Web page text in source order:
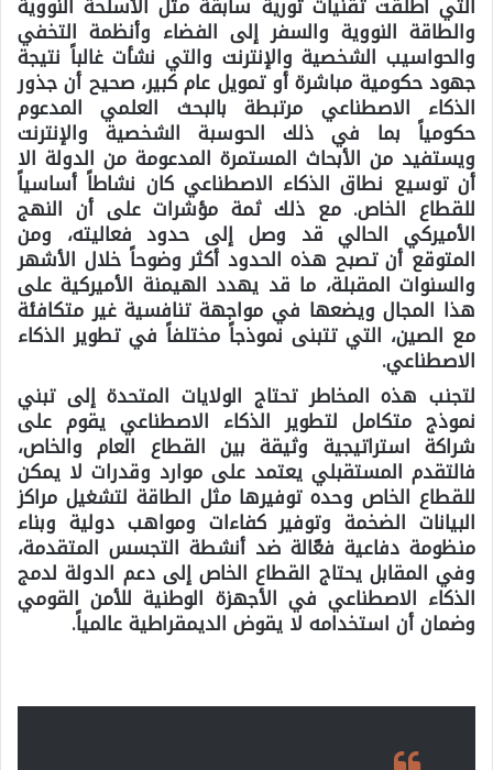
والطاقة النووية والسفر إلى الفضاء وأنظمة التخفي
والحواسيب الشخصية والإنترنت والتي نشأت غالباً نتيجة
جهود حكومية مباشرة أو تمويل عام كبير، صحيح أن جذور
الذكاء الاصطناعي مرتبطة بالبحث العلمي المدعوم
حكومياً بما في ذلك الحوسبة الشخصية والإنترنت
ويستفيد من الأبحاث المستمرة المدعومة من الدولة الا
أن توسيع نطاق الذكاء الاصطناعي كان نشاطاً أساسياً
للقطاع الخاص. مع ذلك ثمة مؤشرات على أن النهج
الأميركي الحالي قد وصل إلى حدود فعاليته، ومن
المتوقع أن تصبح هذه الحدود أكثر وضوحاً خلال الأشهر
والسنوات المقبلة، ما قد يهدد الهيمنة الأميركية على
هذا المجال ويضعها في مواجهة تنافسية غير متكافئة
مع الصين، التي تتبنى نموذجاً مختلفاً في تطوير الذكاء
الاصطناعي.
لتجنب هذه المخاطر تحتاج الولايات المتحدة إلى تبني
نموذج متكامل لتطوير الذكاء الاصطناعي يقوم على
شراكة استراتيجية وثيقة بين القطاع العام والخاص،
فالتقدم المستقبلي يعتمد على موارد وقدرات لا يمكن
للقطاع الخاص وحده توفيرها مثل الطاقة لتشغيل مراكز
البيانات الضخمة وتوفير كفاءات ومواهب دولية وبناء
منظومة دفاعية فعّالة ضد أنشطة التجسس المتقدمة،
وفي المقابل يحتاج القطاع الخاص إلى دعم الدولة لدمج
الذكاء الاصطناعي في الأجهزة الوطنية للأمن القومي
وضمان أن استخدامه لا يقوض الديمقراطية عالمياً.